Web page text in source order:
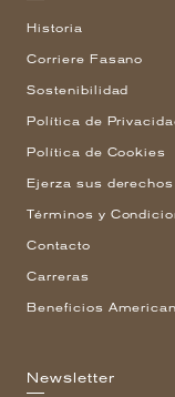
Historia
Corriere Fasano
Sostenibilidad
Política de
Política de Cookies
Ejerza sus derechos
Términos y
Contacto
Carreras
Beneficios
Newsletter